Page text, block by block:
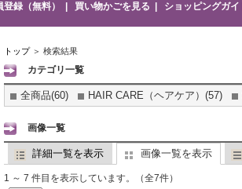
録（無料） 買い物かごを見る ショッピングガイ
トップ ＞ 検索結果
カテゴリ一覧
全商品(60) HAIR CARE（ヘアケア）(57)
画像一覧
詳細一覧を表示 画像一覧を表示
1 ～ 7 件目を表示しています。（全7件）